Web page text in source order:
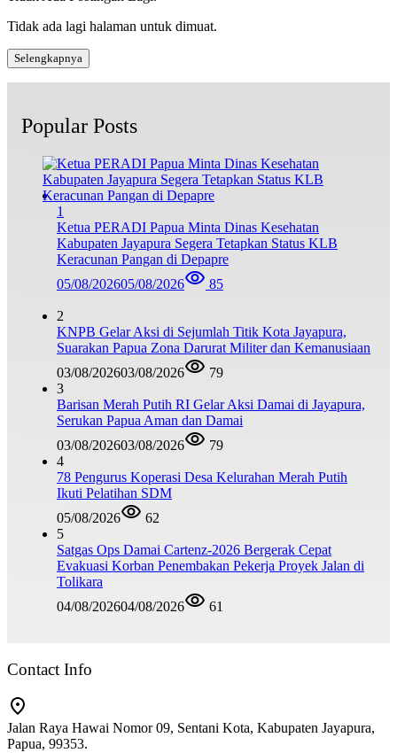
Tidak ada lagi halaman untuk dimuat.
Selengkapnya
Popular Posts
1
Ketua PERADI Papua Minta Dinas Kesehatan
Kabupaten Jayapura Segera Tetapkan Status KLB
Keracunan Pangan di Depapre
05/08/202605/08/2026 85
2
KNPB Gelar Aksi di Sejumlah Titik Kota Jayapura,
Suarakan Papua Zona Darurat Militer dan Kemanusiaan
03/08/202603/08/2026
79
3
Barisan Merah Putih RI Gelar Aksi Damai di Jayapura,
Serukan Papua Aman dan Damai
03/08/202603/08/2026
79
4
78 Pengurus Koperasi Desa Kelurahan Merah Putih
Ikuti Pelatihan SDM
05/08/2026
62
5
Satgas Ops Damai Cartenz-2026 Bergerak Cepat
Evakuasi Korban Penembakan Pekerja Proyek Jalan di
Tolikara
04/08/202604/08/2026 61
Contact Info
Jalan Raya Hawai Nomor 09, Sentani Kota, Kabupaten Jayapura,
Papua, 99353.